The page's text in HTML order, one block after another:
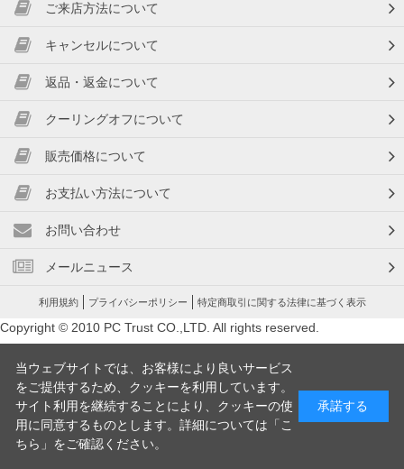
ご来店方法について
キャンセルについて
返品・返金について
クーリングオフについて
販売価格について
お支払い方法について
お問い合わせ
メールニュース
利用規約 プライバシーポリシー 特定商取引に関する法律に基づく表示
Copyright © 2010 PC Trust CO.,LTD. All rights reserved.
当ウェブサイトでは、お客様により良いサービス
をご提供するため、クッキーを利用しています。
サイト利用を継続することにより、クッキーの使
用に同意するものとします。詳細については「 こ
ちら 」をご確認ください。
承諾する